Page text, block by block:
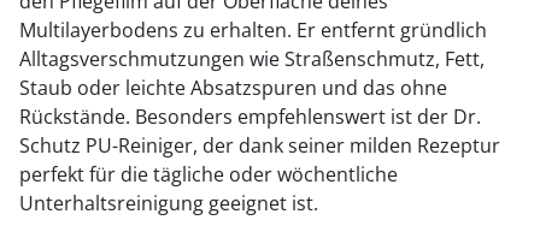
Multilayerbodens zu erhalten. Er entfernt gründlich
Alltagsverschmutzungen wie Straßenschmutz, Fett,
Staub oder leichte Absatzspuren und das ohne
Rückstände. Besonders empfehlenswert ist der Dr.
Schutz PU-Reiniger, der dank seiner milden Rezeptur
perfekt für die tägliche oder wöchentliche
Unterhaltsreinigung geeignet ist.